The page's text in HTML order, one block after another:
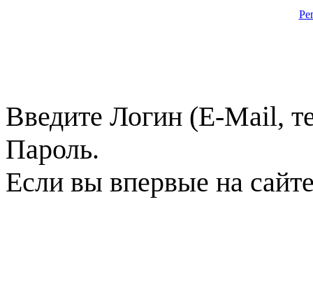
Введите Логин (E-Mail,
Пароль.
Если вы впервые на